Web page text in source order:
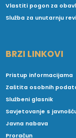
Vlastiti pogon za
Služba za unutarnju
BRZI LINKOVI
Pristup informacijama
Zaštita osobnih
Službeni glasnik
Savjetovanje s
Javna nabava
Proračun